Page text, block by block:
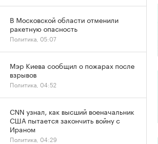
В Московской области отменили
ракетную опасность
Политика, 05:07
Мэр Киева сообщил о пожарах после
взрывов
Политика, 04:52
CNN узнал, как высший военачальник
США пытается закончить войну с
Ираном
Политика, 04:29